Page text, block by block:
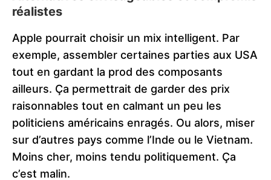
réalistes
Apple pourrait choisir un mix intelligent. Par
exemple, assembler certaines parties aux USA
tout en gardant la prod des composants
ailleurs. Ça permettrait de garder des prix
raisonnables tout en calmant un peu les
politiciens américains enragés. Ou alors, miser
sur d’autres pays comme l’Inde ou le Vietnam.
Moins cher, moins tendu politiquement. Ça
c’est malin.